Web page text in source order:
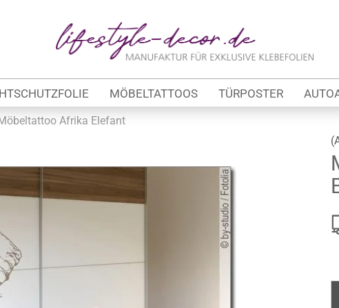
Lieferland
MÖBELTATTOOS TÜRPOSTER
Gewerbe
Afrika Elefant